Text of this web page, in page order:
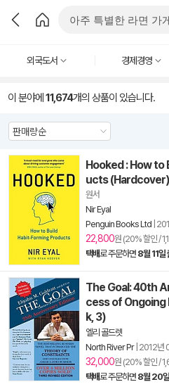
외국도서 경제경영
이 분야에 11,674개의 상품이 있습니다.
Hooked : How to
ucts (Hardcover)
원서
Nir Eyal
Penguin Books Ltd
22,800원 (20% 할인 /
택배로 주문하면 8월 11일
The Goal: 40th
cess of
k, 3)
엘리 골드렛
North River Pr| 2012년
32,000원 (20% 할인 /
택배로 주문하면 8월 20